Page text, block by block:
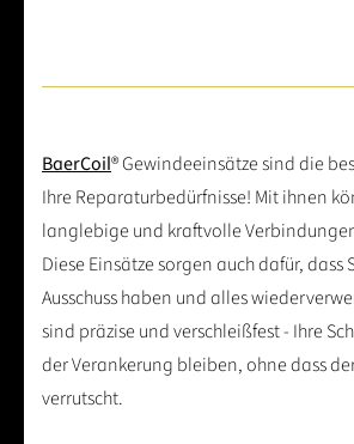
BaerCoil® Gewindeeinsätze sind die
Ihre Reparaturbedürfnisse! Mit ihnen
langlebige und kraftvolle
Diese Einsätze sorgen auch dafür, dass
Ausschuss haben und alles
sind präzise und verschleißfest - Ihre
der Verankerung bleiben, ohne dass
verrutscht.